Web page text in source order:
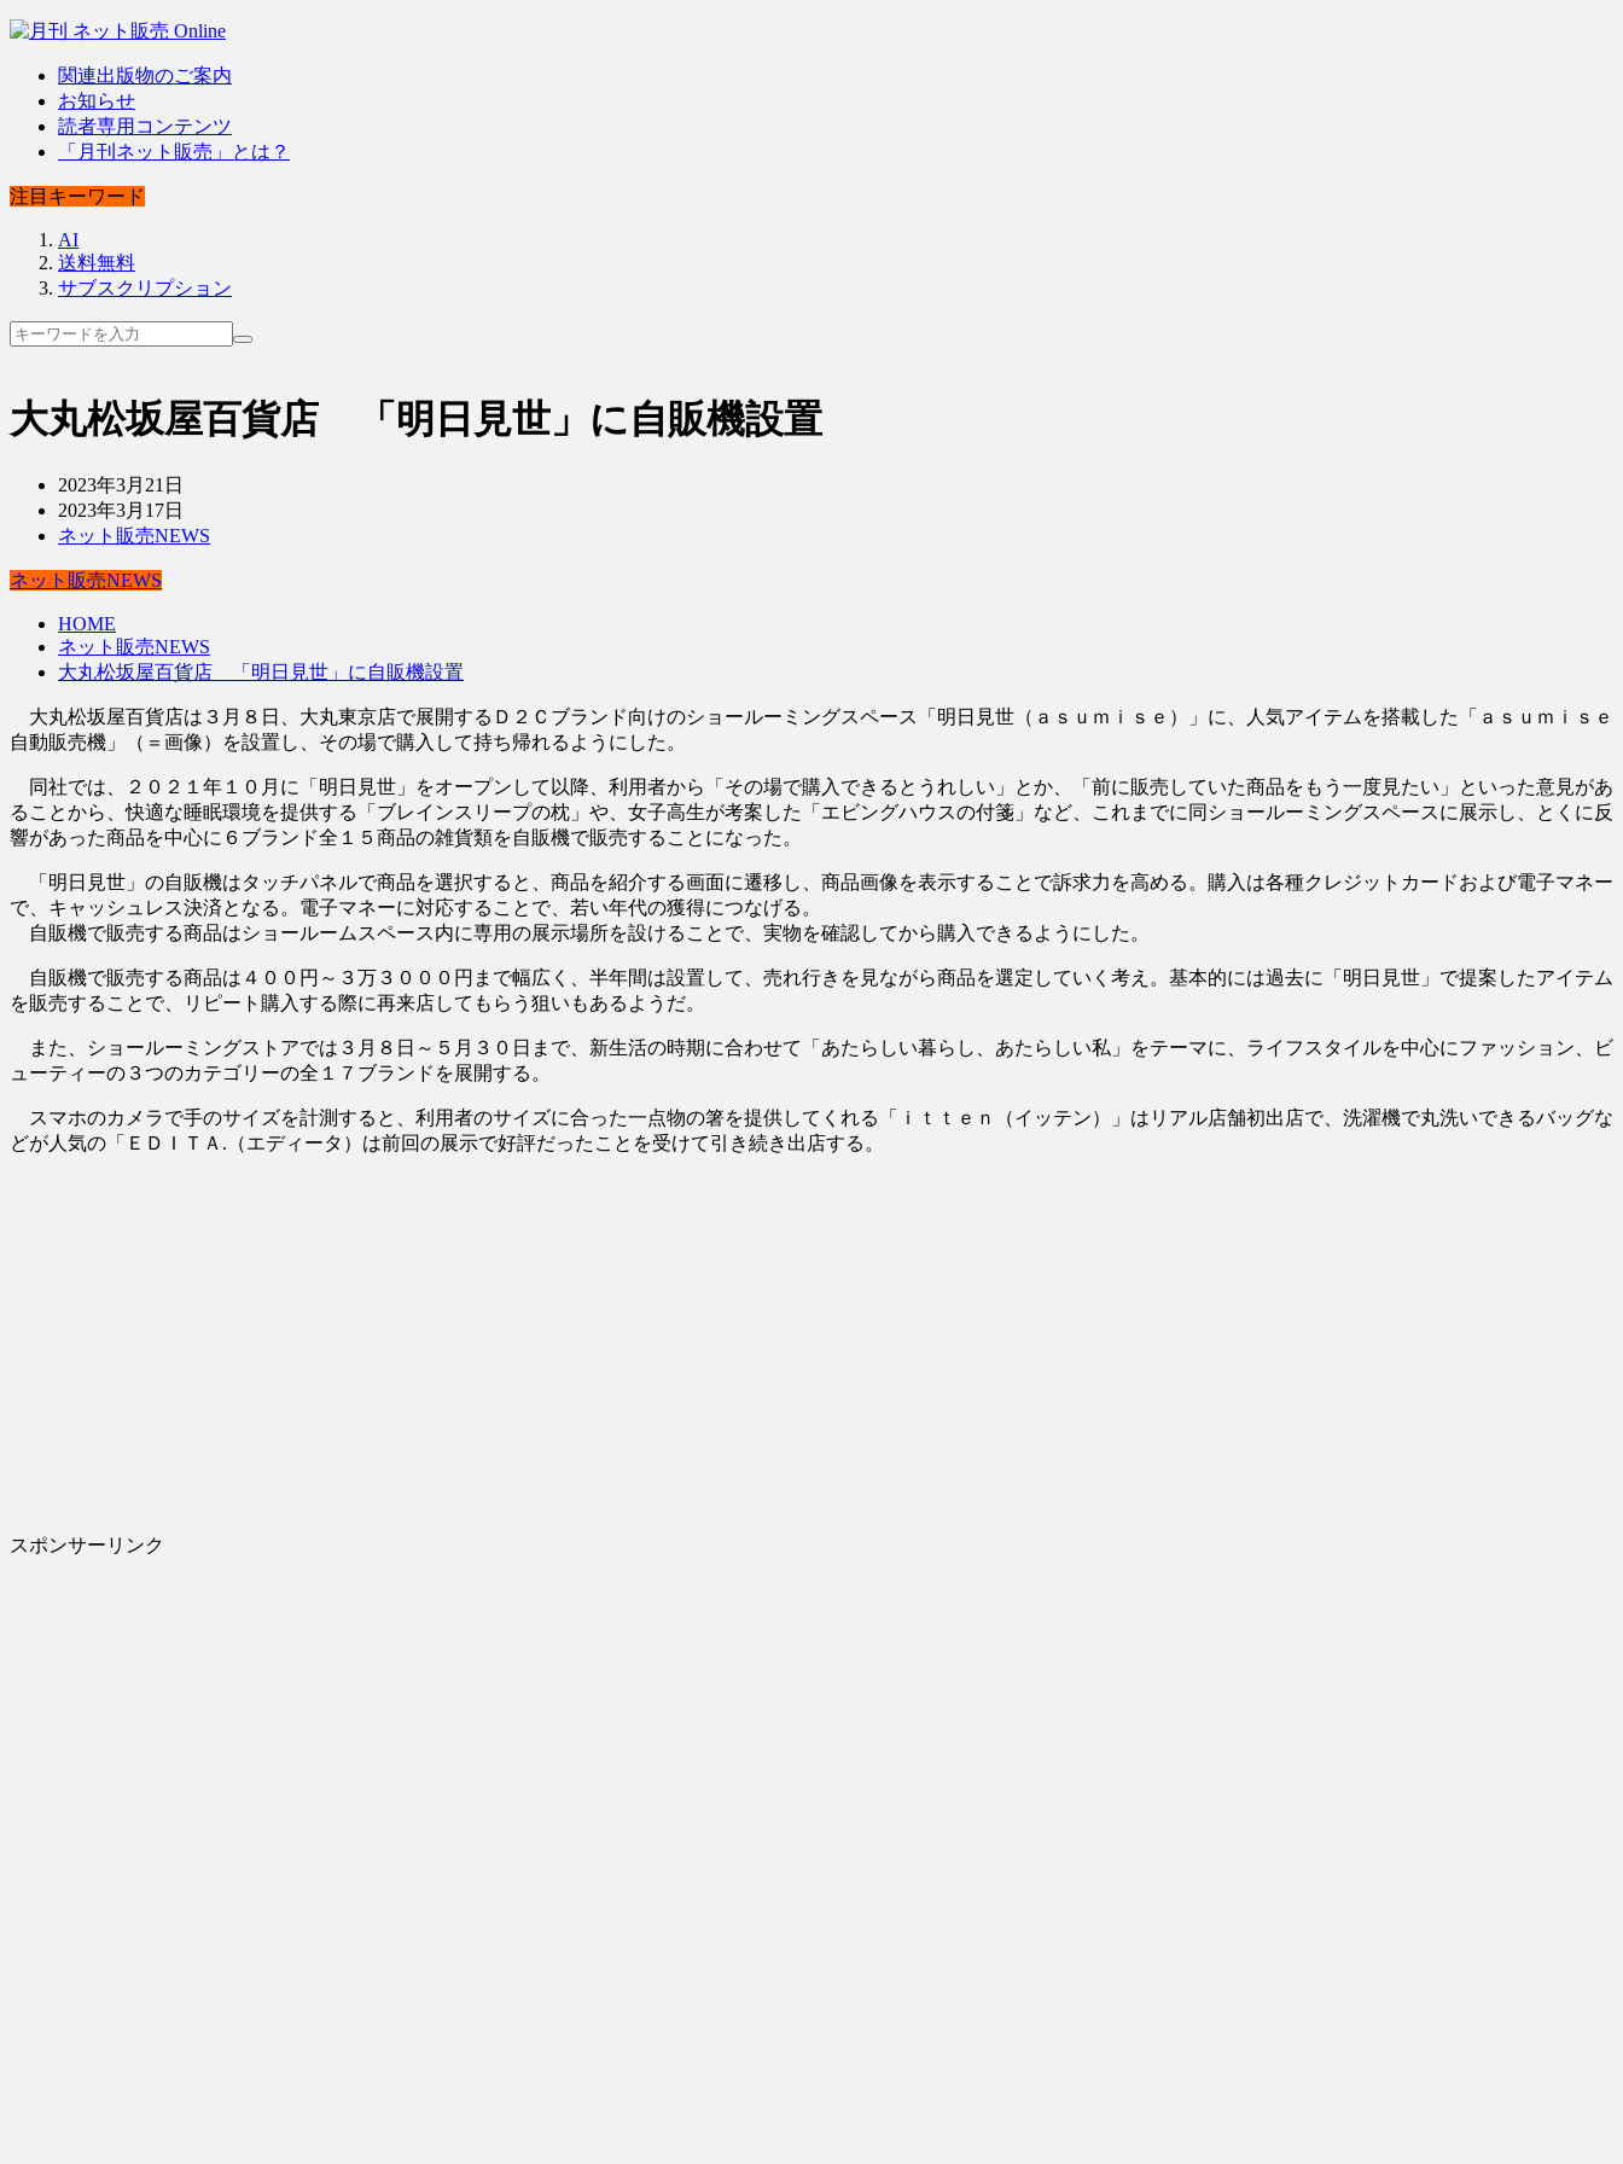
関連出版物のご案内
お知らせ
読者専用コンテンツ
「月刊ネット販売」とは？
注目キーワード
AI
送料無料
サブスクリプション
大丸松坂屋百貨店 「明日見世」に自販機設置
2023年3月21日
2023年3月17日
ネット販売NEWS
ネット販売NEWS
HOME
ネット販売NEWS
大丸松坂屋百貨店 「明日見世」に自販機設置
大丸松坂屋百貨店は３月８日、大丸東京店で展開するＤ２Ｃブランド向けのショールーミングスペース「明日見世（ａｓｕｍｉｓｅ）」に、人気アイテムを搭載した「ａｓｕｍｉｓｅ
自動販売機」（＝画像）を設置し、その場で購入して持ち帰れるようにした。
同社では、２０２１年１０月に「明日見世」をオープンして以降、利用者から「その場で購入できるとうれしい」とか、「前に販売していた商品をもう一度見たい」といった意見があ
ることから、快適な睡眠環境を提供する「ブレインスリープの枕」や、女子高生が考案した「エビングハウスの付箋」など、これまでに同ショールーミングスペースに展示し、とくに反
響があった商品を中心に６ブランド全１５商品の雑貨類を自販機で販売することになった。
「明日見世」の自販機はタッチパネルで商品を選択すると、商品を紹介する画面に遷移し、商品画像を表示することで訴求力を高める。購入は各種クレジットカードおよび電子マネー
で、キャッシュレス決済となる。電子マネーに対応することで、若い年代の獲得につなげる。
自販機で販売する商品はショールームスペース内に専用の展示場所を設けることで、実物を確認してから購入できるようにした。
自販機で販売する商品は４００円～３万３０００円まで幅広く、半年間は設置して、売れ行きを見ながら商品を選定していく考え。基本的には過去に「明日見世」で提案したアイテム
を販売することで、リピート購入する際に再来店してもらう狙いもあるようだ。
また、ショールーミングストアでは３月８日～５月３０日まで、新生活の時期に合わせて「あたらしい暮らし、あたらしい私」をテーマに、ライフスタイルを中心にファッション、ビ
ューティーの３つのカテゴリーの全１７ブランドを展開する。
スマホのカメラで手のサイズを計測すると、利用者のサイズに合った一点物の箸を提供してくれる「ｉｔｔｅｎ（イッテン）」はリアル店舗初出店で、洗濯機で丸洗いできるバッグな
どが人気の「ＥＤＩＴＡ.（エディータ）は前回の展示で好評だったことを受けて引き続き出店する。
スポンサーリンク